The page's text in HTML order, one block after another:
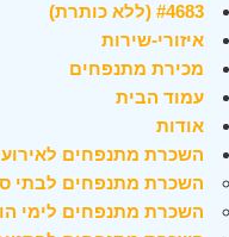
#4683 (ללא כותרת)
איזורי-שירות
מכירת מתנפחים
עמוד הבית
אודות
השכרת מתנפחים
השכרת מתנפחים לבתי
השכרת מתנפחים לימי